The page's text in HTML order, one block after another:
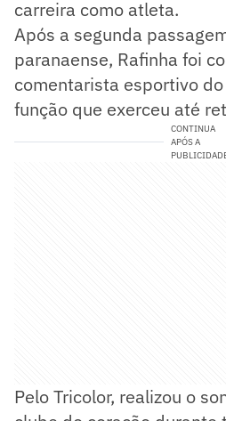
carreira como atleta.
Após a segunda
paranaense, Rafinha foi
comentarista esportivo
função que exerceu até
CONTINUA
APÓS A
Pelo Tricolor, realizou o